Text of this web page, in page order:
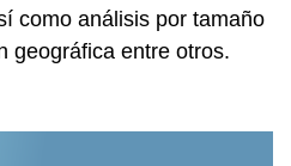
como análisis por tamaño
geográfica entre otros.